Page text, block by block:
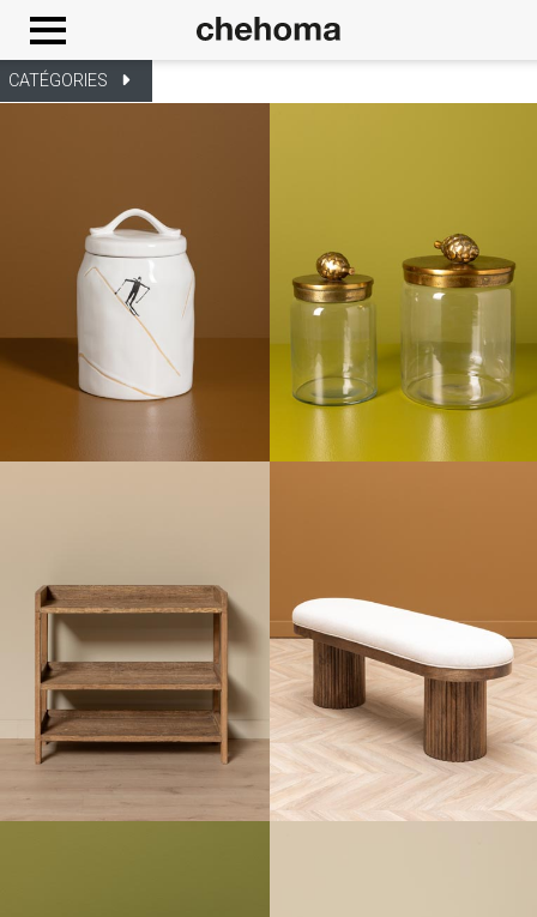
CATÉGORIES
Panneau de gestion des cookies